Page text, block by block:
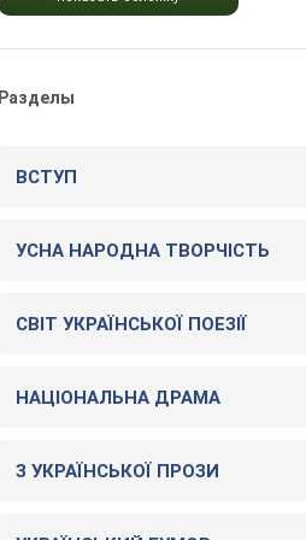
Разделы
ВСТУП
УСНА НАРОДНА ТВОРЧІСТЬ
СВІТ УКРАЇНСЬКОЇ ПОЕЗІЇ
НАЦІОНАЛЬНА ДРАМА
З УКРАЇНСЬКОЇ ПРОЗИ